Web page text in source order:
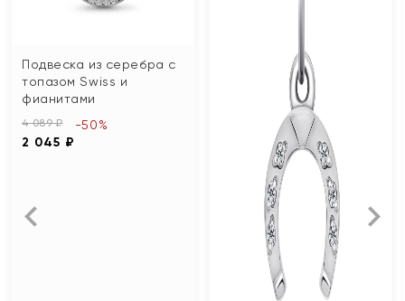
Подвеска из серебра с
топазом Swiss и
фианитами
4 089 ₽
2 045 ₽
-50%